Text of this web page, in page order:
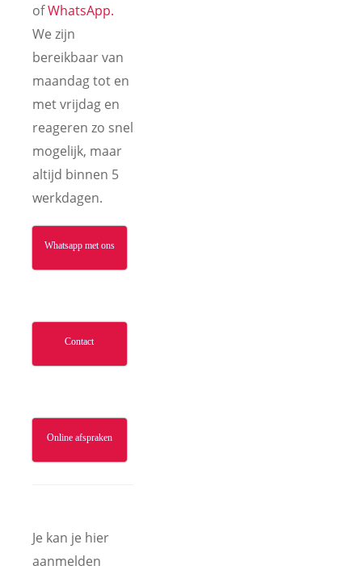
ofWhatsApp.
We zijn
bereikbaar van
maandag tot en
met vrijdag en
reageren zo snel
mogelijk, maar
altijd binnen 5
werkdagen.
Whatsapp met ons
Contact
Online afspraken
Je kan je hier
aanmelden